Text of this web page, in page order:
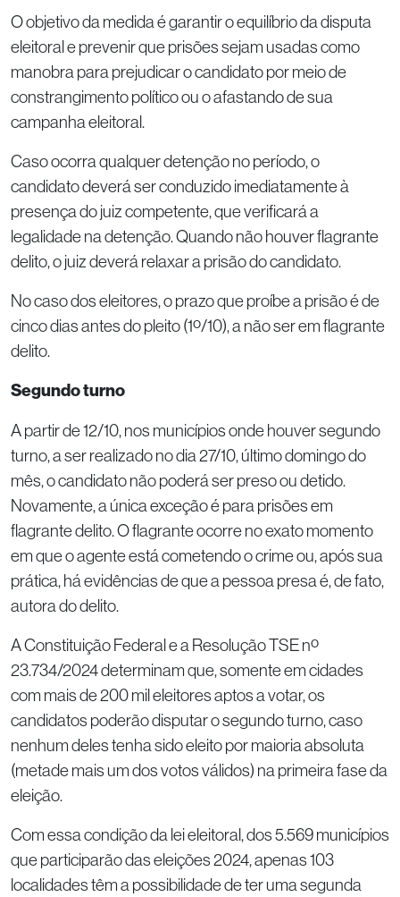
O objetivo da medida é garantir o equilíbrio da disputa
eleitoral e prevenir que prisões sejam usadas como
manobra para prejudicar o candidato por meio de
constrangimento político ou o afastando de sua
campanha eleitoral.
Caso ocorra qualquer detenção no período, o
candidato deverá ser conduzido imediatamente à
presença do juiz competente, que verificará a
legalidade na detenção. Quando não houver flagrante
delito, o juiz deverá relaxar a prisão do candidato.
No caso dos eleitores, o prazo que proíbe a prisão é de
cinco dias antes do pleito (1º/10), a não ser em flagrante
delito.
Segundo turno
A partir de 12/10, nos municípios onde houver segundo
turno, a ser realizado no dia 27/10, último domingo do
mês, o candidato não poderá ser preso ou detido.
Novamente, a única exceção é para prisões em
flagrante delito. O flagrante ocorre no exato momento
em que o agente está cometendo o crime ou, após sua
prática, há evidências de que a pessoa presa é, de fato,
autora do delito.
A Constituição Federal e a Resolução TSE nº
23.734/2024 determinam que, somente em cidades
com mais de 200 mil eleitores aptos a votar, os
candidatos poderão disputar o segundo turno, caso
nenhum deles tenha sido eleito por maioria absoluta
(metade mais um dos votos válidos) na primeira fase da
eleição.
Com essa condição da lei eleitoral, dos 5.569 municípios
que participarão das eleições 2024, apenas 103
localidades têm a possibilidade de ter uma segunda